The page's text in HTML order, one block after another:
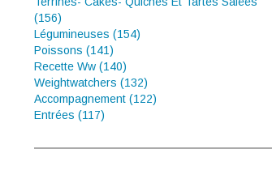
(156)
Légumineuses (154)
Poissons (141)
Recette Ww (140)
Weightwatchers (132)
Accompagnement (122)
Entrées (117)